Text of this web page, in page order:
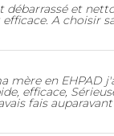
et
A choisir
mère en EHPAD
efficace,
fais auparavant